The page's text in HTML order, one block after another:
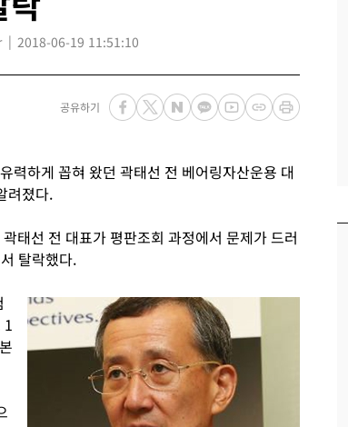
2018-06-19 11:51:10
공유하기
력하게 꼽혀 왔던 곽태선 전 베어링자산운용 대
려졌다.
태선 전 대표가 평판조회 과정에서 문제가 드러
탈락했다.
1